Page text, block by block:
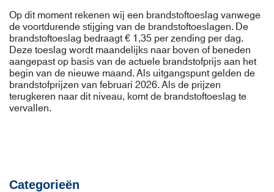
Op dit moment rekenen wij een brandstoftoeslag vanwege
de voortdurende stijging van de brandstoftoeslagen. De
brandstoftoeslag bedraagt € 1,35 per zending per dag.
Deze toeslag wordt maandelijks naar boven of beneden
aangepast op basis van de actuele brandstofprijs aan het
begin van de nieuwe maand. Als uitgangspunt gelden de
brandstofprijzen van februari 2026. Als de prijzen
terugkeren naar dit niveau, komt de brandstoftoeslag te
vervallen.
Categorieën